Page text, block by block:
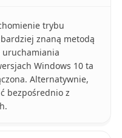
trybu
znaną metodą
uruchamiania
Windows 10 ta
Alternatywnie,
bezpośrednio z